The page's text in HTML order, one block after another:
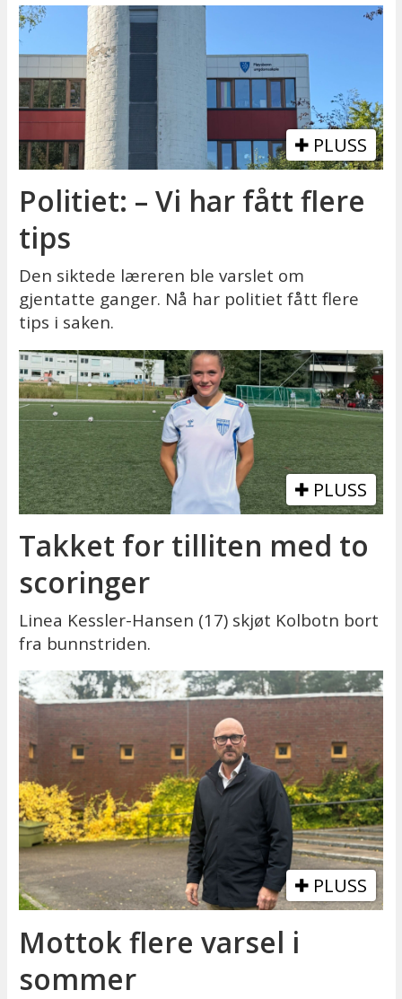
PLUSS
Politiet: – Vi har fått flere
tips
Den siktede læreren ble varslet om
gjentatte ganger. Nå har politiet fått flere
tips i saken.
PLUSS
Takket for tilliten med to
scoringer
Linea Kessler-Hansen (17) skjøt Kolbotn bort
fra bunnstriden.
PLUSS
Mottok flere varsel i
sommer